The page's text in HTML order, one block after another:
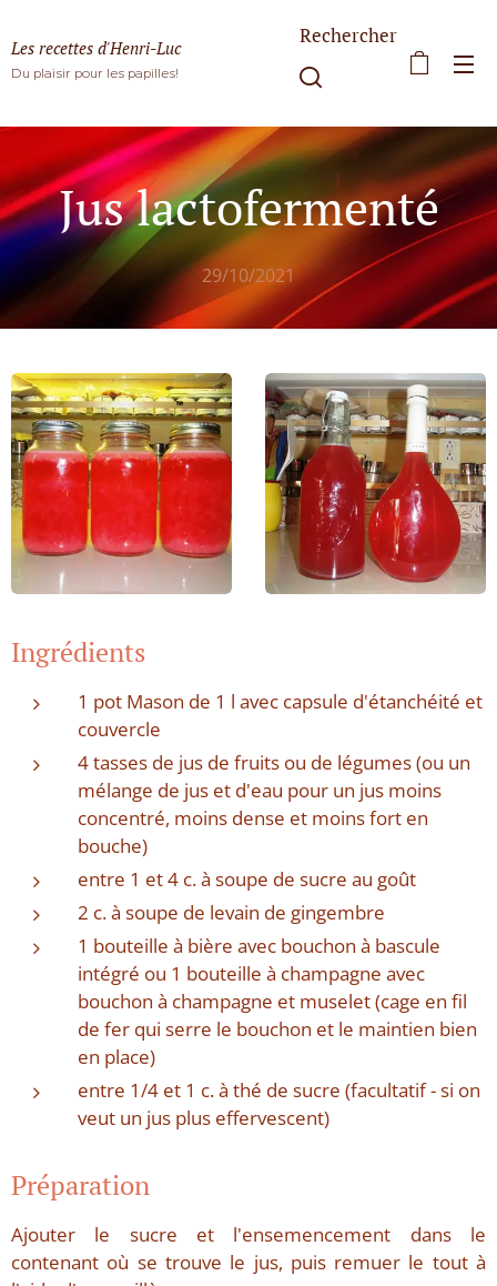
Les recettes d'Henri-Luc
Du plaisir pour les papilles!
Rechercher
Jus lactofermenté
29/10/2021
Ingrédients
1 pot Mason de 1 l avec capsule d'étanchéité et
couvercle
4 tasses de jus de fruits ou de légumes (ou un
mélange de jus et d'eau pour un jus moins
concentré, moins dense et moins fort en
bouche)
entre 1 et 4 c. à soupe de sucre au goût
2 c. à soupe de levain de gingembre
1 bouteille à bière avec bouchon à bascule
intégré ou 1 bouteille à champagne avec
bouchon à champagne et muselet (cage en fil
de fer qui serre le bouchon et le maintien bien
en place)
entre 1/4 et 1 c. à thé de sucre (facultatif - si on
veut un jus plus effervescent)
Préparation
Ajouter le sucre et l'ensemencement dans le
contenant où se trouve le jus, puis remuer le tout à